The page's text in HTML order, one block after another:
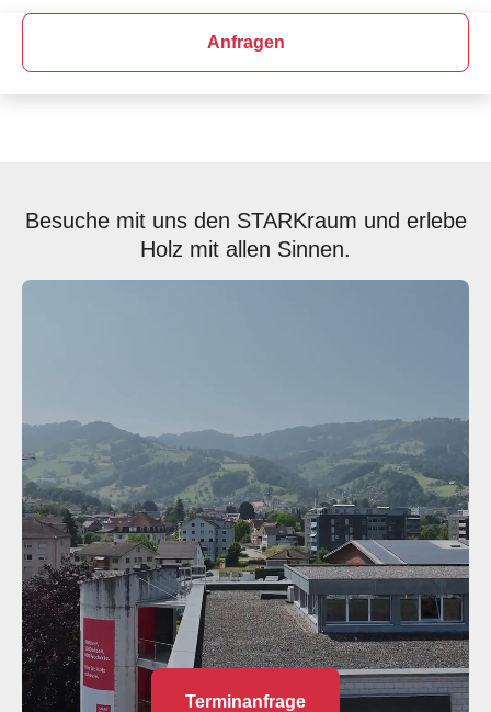
Anfragen
Besuche mit uns den STARKraum und erlebe
Holz mit allen Sinnen.
Terminanfrage